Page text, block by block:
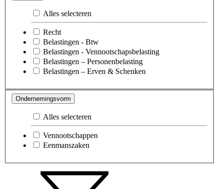
Alles selecteren
Recht
Belastingen - Btw
Belastingen - Vennootschapsbelasting
Belastingen – Personenbelasting
Belastingen – Erven & Schenken
Ondernemingsvorm
Alles selecteren
Vennootschappen
Eenmanszaken